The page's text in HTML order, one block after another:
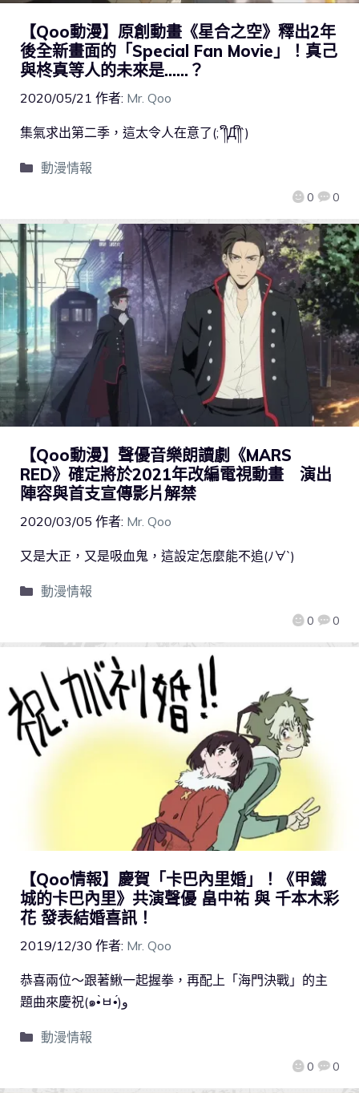
【Qoo動漫】原創動畫《星合之空》釋出2年
後全新畫面的「Special Fan Movie」！真己
與柊真等人的未來是……？
2020/05/21 作者: Mr. Qoo
0 0
集氣求出第二季，這太令人在意了(;´༎ຶД༎ຶ`)
動漫情報
【Qoo動漫】聲優音樂朗讀劇《MARS
RED》確定將於2021年改編電視動畫 演出
陣容與首支宣傳影片解禁
2020/03/05 作者: Mr. Qoo
0 0
又是大正，又是吸血鬼，這設定怎麼能不追(ﾉ∀`)
動漫情報
【Qoo情報】慶賀「卡巴內里婚」！《甲鐵
城的卡巴內里》共演聲優 畠中祐 與 千本木彩
花 發表結婚喜訊！
2019/12/30 作者: Mr. Qoo
0 0
恭喜兩位～跟著鰍一起握拳，再配上「海門決戰」的主
題曲來慶祝(๑•̀ㅂ•́)و
動漫情報